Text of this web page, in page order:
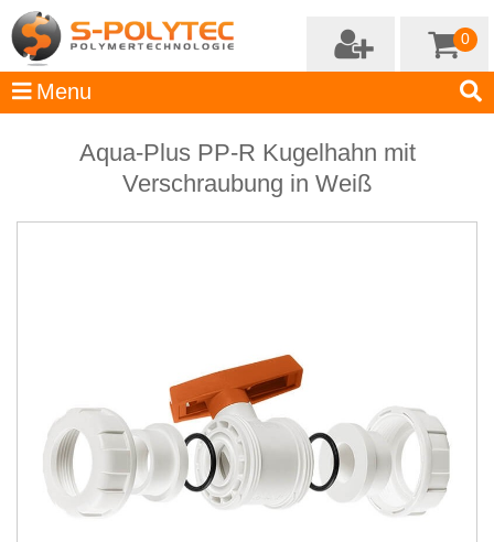
0
Aqua-Plus PP-R Kugelhahn mit
Verschraubung in Weiß